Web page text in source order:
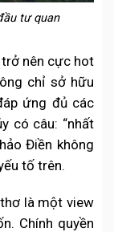
tư quan
nên cực hot
chỉ sở hữu
ứng đủ các
có câu: “nhất
Điền không
tố trên.
là một view
Chính quyền